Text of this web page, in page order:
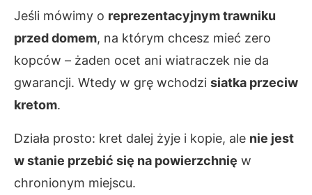
Jeśli mówimy o reprezentacyjnym trawniku
przed domem, na którym chcesz mieć zero
kopców – żaden ocet ani wiatraczek nie da
gwarancji. Wtedy w grę wchodzi siatka przeciw
kretom.
Działa prosto: kret dalej żyje i kopie, ale nie jest
w stanie przebić się na powierzchnię w
chronionym miejscu.